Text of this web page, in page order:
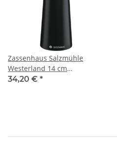
Zassenhaus Salzmühle
Westerland 14 cm
schwarz/Eiche
34,20 € *